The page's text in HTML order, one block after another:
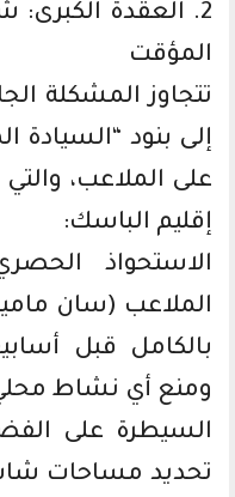
2. العقدة الكبرى:
المؤقت
تتجاوز المشكلة
إلى بنود “السيادة
على الملاعب،
إقليم الباسك:
الاستحواذ
الملاعب (سان
بالكامل قبل
ومنع أي نشاط
السيطرة على
تحديد مساحات